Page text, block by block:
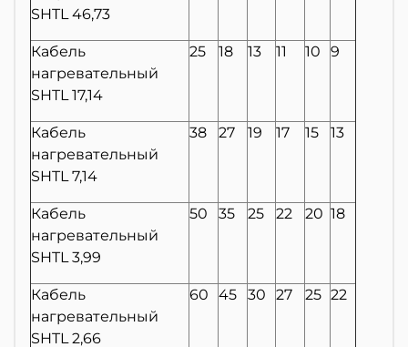
SHTL 46,73
Кабель
нагревательный
SHTL 17,14
25 18 13 11 10 9
Кабель
нагревательный
SHTL 7,14
38 27 19 17 15 13
Кабель
нагревательный
SHTL 3,99
50 35 25 22 20 18
Кабель
нагревательный
SHTL 2,66
60 45 30 27 25 22